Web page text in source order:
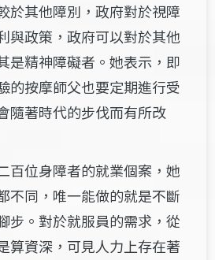
於其他障別，政府對於視障
與政策，政府可以對於其他
是精神障礙者。她表示，即
的按摩師父也要定期進行受
隨著時代的步伐而有所改
百位身障者的就業個案，她
不同，唯一能做的就是不斷
步。對於就服員的需求，從
算資深，可見人力上存在著